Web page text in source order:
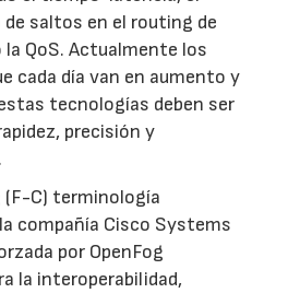
saltos en el routing de
la QoS. Actualmente los
cada día van en aumento y
tecnologías deben ser
precisión y
C) terminología
compañía Cisco Systems
por OpenFog
la interoperabilidad,